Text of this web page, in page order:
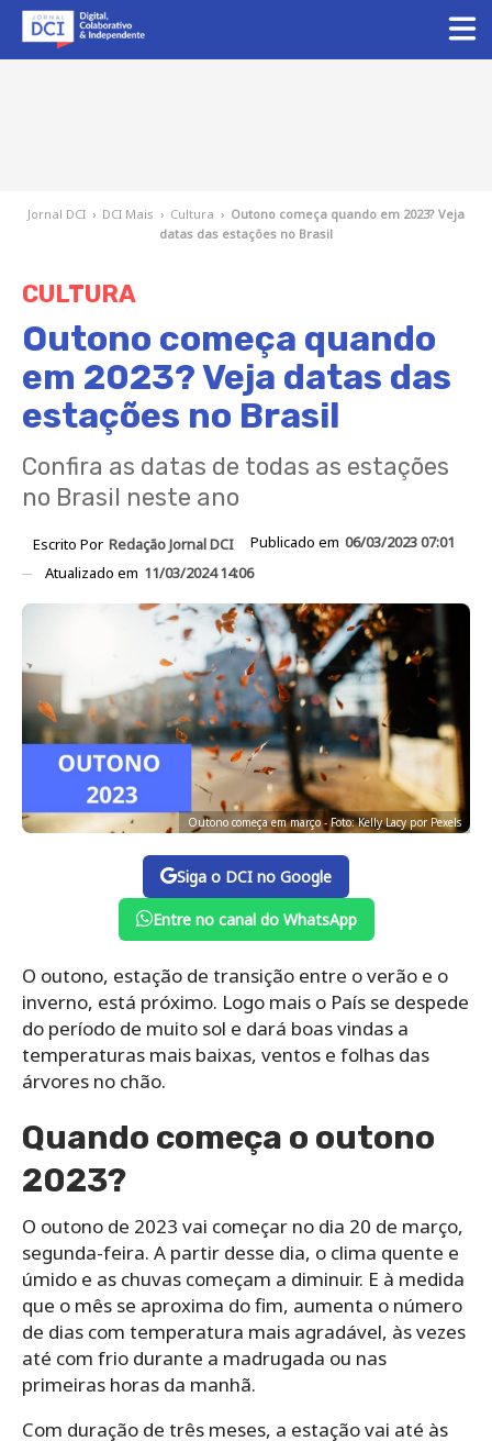
Jornal DCI › DCI Mais › Cultura › Outono começa quando em 2023? Veja
datas das estações no Brasil
CULTURA
Outono começa quando
em 2023? Veja datas das
estações no Brasil
Confira as datas de todas as estações
no Brasil neste ano
Escrito Por Redação Jornal DCI Publicado em 06/03/2023 07:01
Atualizado em 11/03/2024 14:06
Outono começa em março - Foto: Kelly Lacy por Pexels
Siga o DCI no Google
Entre no canal do WhatsApp
O outono, estação de transição entre o verão e o
inverno, está próximo. Logo mais o País se despede
do período de muito sol e dará boas vindas a
temperaturas mais baixas, ventos e folhas das
árvores no chão.
Quando começa o outono
2023?
O outono de 2023 vai começar no dia 20 de março,
segunda-feira. A partir desse dia, o clima quente e
úmido e as chuvas começam a diminuir. E à medida
que o mês se aproxima do fim, aumenta o número
de dias com temperatura mais agradável, às vezes
até com frio durante a madrugada ou nas
primeiras horas da manhã.
Com duração de três meses, a estação vai até às